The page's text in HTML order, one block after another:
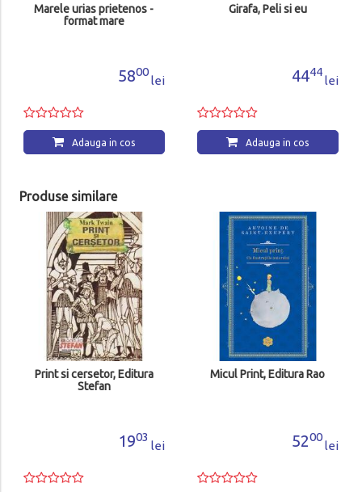
-
Girafa, Peli si eu
Produse similare
Print si cersetor, Editura
Stefan
03
lei
Micul Print, Editura Rao
00
lei